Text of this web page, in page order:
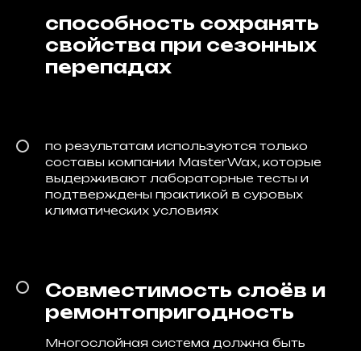
способность сохранять
свойства при сезонных
перепадах
по результатам используются только
составы компании MasterWax, которые
выдерживают лабораторные тесты и
подтверждены практикой в суровых
климатических условиях
Совместимость слоёв и
ремонтопригодность
Многослойная система должна быть